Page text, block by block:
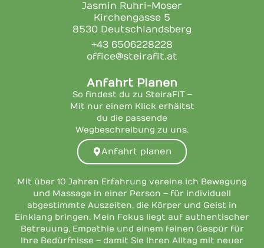
Jasmin Ruhri-Moser
Kirchengasse 5
8530 Deutschlandsberg
+43 6506228228
office@steirafit.at
Anfahrt Planen
So findest du zu SteiraFIT –
Mit nur einem Klick erhältst
du die passende
Wegbeschreibung zu uns.
Anfahrt planen
Mit über 10 Jahren Erfahrung vereine ich Bewegung
und Massage in einer Person – für individuell
abgestimmte Auszeiten, die Körper und Geist in
Einklang bringen. Mein Fokus liegt auf authentischer
Betreuung, Empathie und einem feinen Gespür für
Ihre Bedürfnisse – damit Sie Ihren Alltag mit neuer